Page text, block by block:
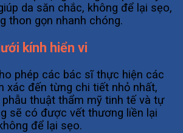
da săn chắc, không để lại sẹo,
thon gọn nhanh chóng.
kính hiển vi
phép các bác sĩ thực hiện các
xác đến từng chi tiết nhỏ nhất,
thuật thẩm mỹ tinh tế và tự
sẽ có được vết thương liền lại
để lại sẹo.